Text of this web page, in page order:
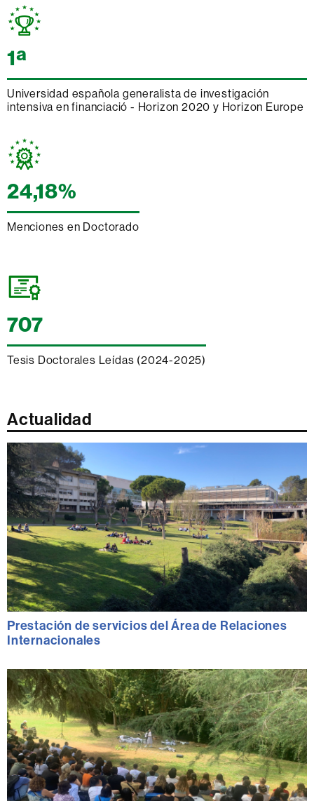
1ª
Universidad española generalista de investigación
intensiva en financiació - Horizon 2020 y Horizon Europe
24,18%
Menciones en Doctorado
707
Tesis Doctorales Leídas (2024-2025)
Actualidad
Prestación de servicios del Área de Relaciones
Internacionales